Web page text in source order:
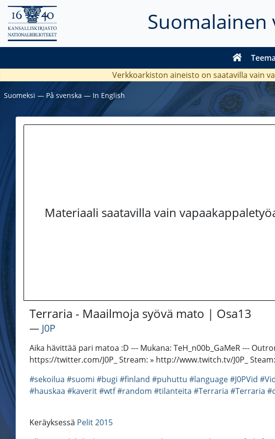
Suomalainen
Verkkoarkiston aineisto on saatavilla vain
Suomeksi ― På svenska ― In English
Materiaali saatavilla vain
Terraria - Maailmoja syövä mato | Osa13
― J0P
Aika hävittää pari matoa :D --- Mukana: TeH_n00b_GaMeR ---
https://twitter.com/J0P_ Stream: » http://www.twitch.tv/J0P_
#sekoilua #suomi #bugi #finland #puhuttu #language#J0PVid
#hauskaa #kaverit#wtf#random #tilanteita #Terraria #Terraria
Keräyksessä Pelit 2015